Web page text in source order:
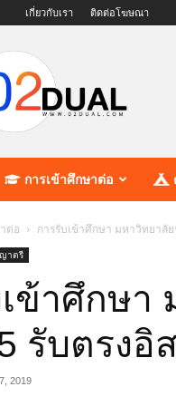
เกี่ยวกับเรา ติดต่อโฆษณา
การเข้าศึกษาต่อ
ต่อ การรับเข้าศึกษา มหาวิทยาลั
าตรี
ข้าศึกษา
รับตรงอิ
2019